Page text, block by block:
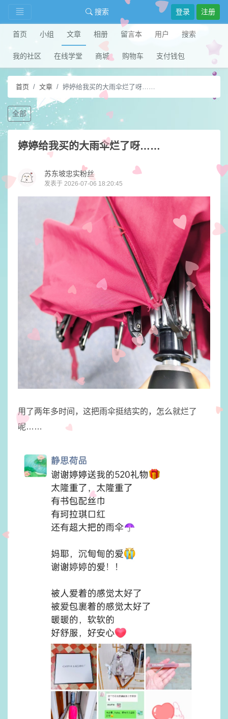
搜索 登录 注册
首页 小组 文章 相册 留言本 用户 搜索
我的社区 在线学堂 商城 购物车 支付钱包
首页 文章 婷婷给我买的大雨伞烂了呀……
全部
婷婷给我买的大雨伞烂了呀……
苏东坡忠实粉丝
发表于 2026-07-06 18:20:45
用了两年多时间，​这把雨伞挺结实的，怎么就烂了
呢……